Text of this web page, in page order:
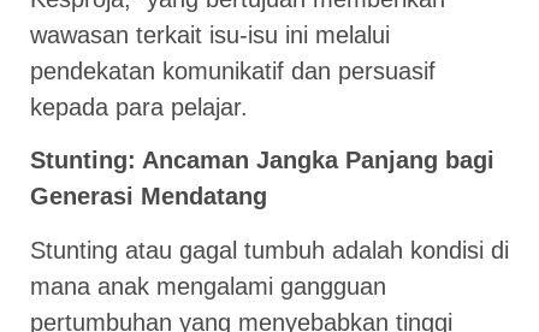
wawasan terkait isu-isu ini melalui
pendekatan komunikatif dan persuasif
kepada para pelajar.
Stunting: Ancaman Jangka Panjang bagi
Generasi Mendatang
Stunting atau gagal tumbuh adalah kondisi di
mana anak mengalami gangguan
pertumbuhan yang menyebabkan tinggi